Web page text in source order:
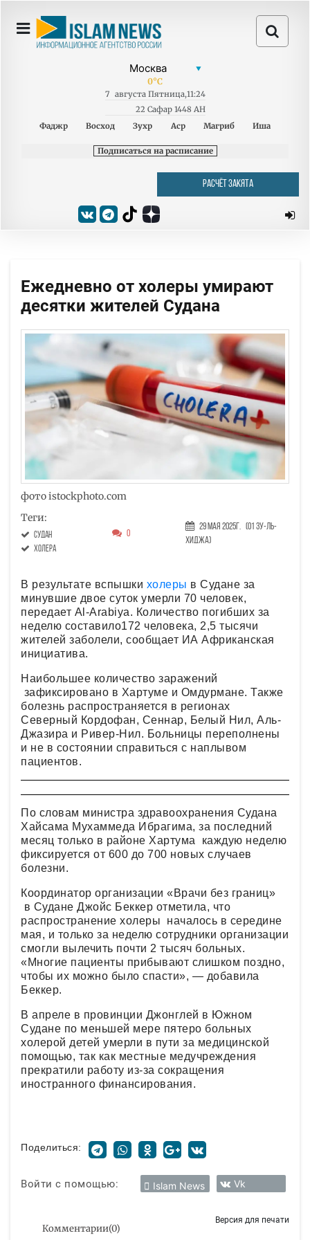
0°C
7 августа Пятница,11:24
22 Сафар 1448 AH
Фаджр
Восход Зухр Аср Магриб Иша
Подписаться на расписание
РАСЧЁТ ЗАКЯТА
Ежедневно от холеры умирают
десятки жителей Судана
фото istockphoto.com
Теги:
Судан
холера
0
29 Мая 2025г. (01 Зу-ль-
хиджа)
В результате вспышки холеры в Судане за
минувшие двое суток умерли 70 человек,
передает Al-Arabiya. Количество погибших за
неделю составило172 человека, 2,5 тысячи
жителей заболели, сообщает ИА Африканская
инициатива.
Наибольшее количество заражений
зафиксировано в Хартуме и Омдурмане. Также
болезнь распространяется в регионах
Северный Кордофан, Сеннар, Белый Нил, Аль-
Джазира и Ривер-Нил. Больницы переполнены
и не в состоянии справиться с наплывом
пациентов.
По словам министра здравоохранения Судана
Хайсама Мухаммеда Ибрагима, за последний
месяц только в районе Хартума каждую неделю
фиксируется от 600 до 700 новых случаев
болезни.
Координатор организации «Врачи без границ»
в Судане Джойс Беккер отметила, что
распространение холеры началось в середине
мая, и только за неделю сотрудники организации
смогли вылечить почти 2 тысяч больных.
«Многие пациенты прибывают слишком поздно,
чтобы их можно было спасти», — добавила
Беккер.
В апреле в провинции Джонглей в Южном
Судане по меньшей мере пятеро больных
холерой детей умерли в пути за медицинской
помощью, так как местные медучреждения
прекратили работу из-за сокращения
иностранного финансирования.
Поделиться:
Войти с помощью: Islam News Vk
Комментарии(0)
Версия для печати